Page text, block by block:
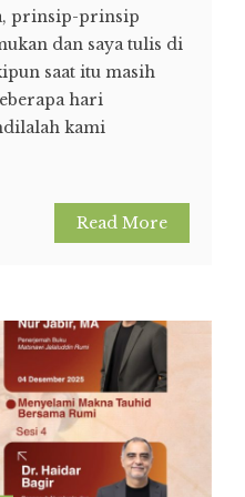
prinsip-prinsip
dan saya tulis di
saat itu masih
hari
kami
Read More